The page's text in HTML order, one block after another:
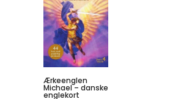
Ærkeenglen
Michael – danske
englekort